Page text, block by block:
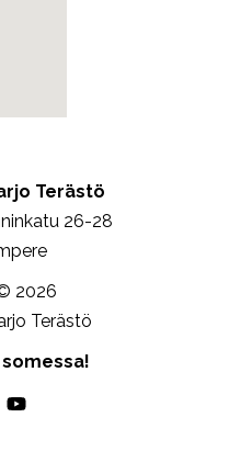
Terästö
26-28
2026
Terästö